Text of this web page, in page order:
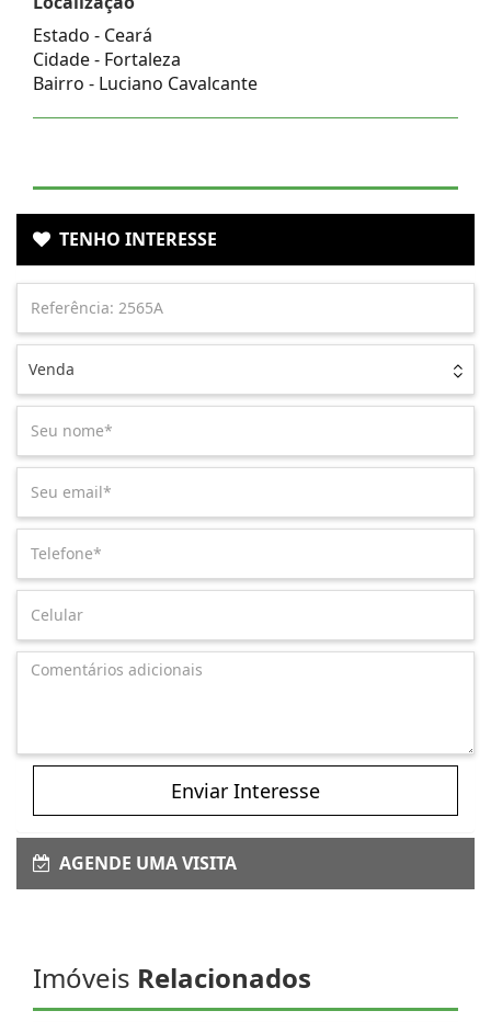
Estado - Ceará
Cidade - Fortaleza
Bairro - Luciano Cavalcante
TENHO INTERESSE
Venda
Enviar Interesse
AGENDE UMA VISITA
Imóveis Relacionados